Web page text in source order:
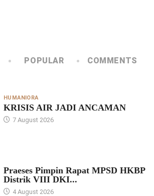
POPULAR COMMENTS
HUMANIORA
KRISIS AIR JADI ANCAMAN
7 August 2026
Praeses Pimpin Rapat MPSD HKBP
Distrik VIII DKI...
4 August 2026